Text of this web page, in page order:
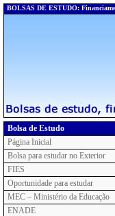
BOLSAS DE ESTUDO:
Bolsa de Estudo
Página Inicial
Bolsa para estudar no Exterior
FIES
Oportunidade para estudar
MEC – Ministério da Educação
ENADE